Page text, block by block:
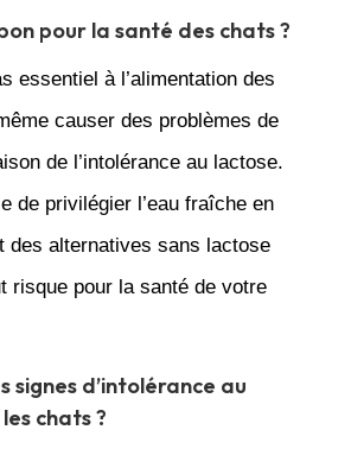
pour la santé des chats ?
essentiel à l’alimentation des
causer des problèmes de
de l’intolérance au lactose.
de privilégier l’eau fraîche en
des alternatives sans lactose
risque pour la santé de votre
signes d’intolérance au
chats ?